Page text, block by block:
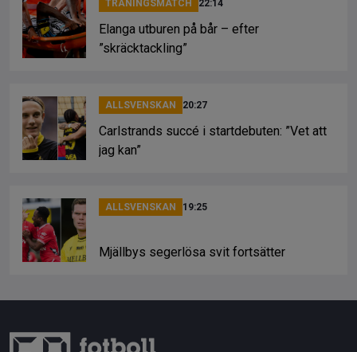
TRÄNINGSMATCH 22:14
Elanga utburen på bår – efter
”skräcktackling”
ALLSVENSKAN 20:27
Carlstrands succé i startdebuten: ”Vet att
jag kan”
ALLSVENSKAN 19:25
Mjällbys segerlösa svit fortsätter